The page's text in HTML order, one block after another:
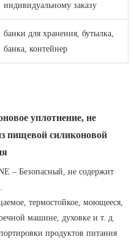
индивидуальному заказу
банки для хранения, бутылка,
банка, контейнер
уплотнение, не
пищевой силиконовой
– Безопасный, не содержит
термостойкое, моющееся,
машине, духовке и т. д.
продуктов питания